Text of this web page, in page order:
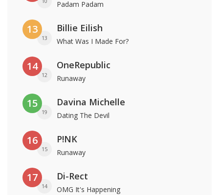
Padam Padam
13
13
Billie Eilish
What Was I Made For?
14
12
OneRepublic
Runaway
15
19
Davina Michelle
Dating The Devil
16
15
P!NK
Runaway
17
14
Di-Rect
OMG It's Happening